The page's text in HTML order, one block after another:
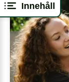
Innehåll